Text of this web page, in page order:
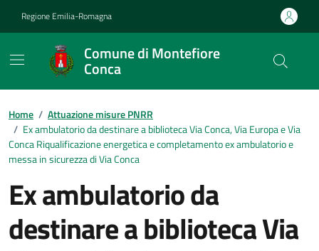
Regione Emilia-Romagna
Comune di Montefiore
Conca
Contenuti in evidenza
Home / Attuazione misure PNRR
/ Ex ambulatorio da destinare a biblioteca Via Conca, Via Europa e Via
Conca Riqualificazione energetica e completamento ex ambulatorio e
messa in sicurezza di Via Conca
Ex ambulatorio da
destinare a biblioteca Via